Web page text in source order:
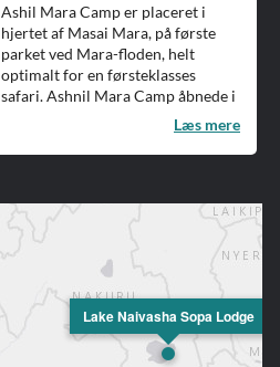
Ashil Mara Camp er placeret i
hjertet af Masai Mara, på første
parket ved Mara-floden, helt
optimalt for en førsteklasses
safari. Ashnil Mara Camp åbnede i
Læs mere
Lake Naivasha Sopa Lodge